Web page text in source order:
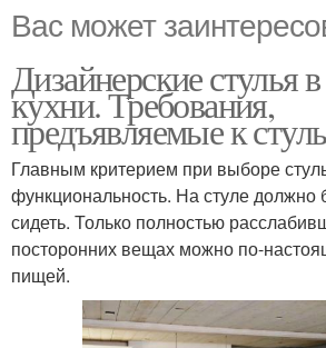
Вас может
Дизайнерские стулья
кухни. Требования,
предъявляемые к
Главным критерием при выборе
функциональность. На стуле должно
сидеть. Только полностью
посторонних вещах можно по-
пищей.